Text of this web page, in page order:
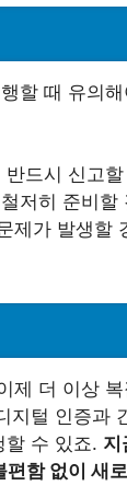
할 때 유의
드시 신고할
저히 준비할
제가 발생할
제 더 이상
지털 인증과
할 수 있죠. 지
편함 없이 새